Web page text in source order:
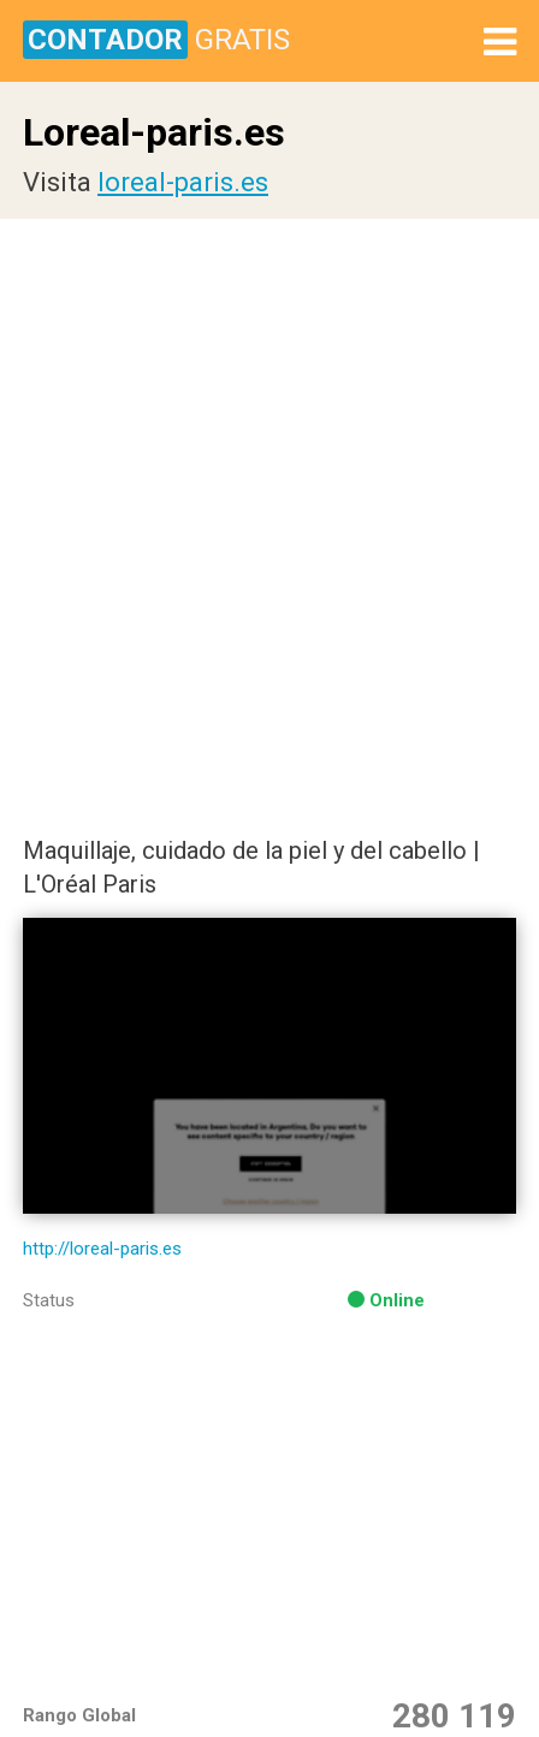
CONTADOR GRATIS
Loreal-paris.es
Visita loreal-paris.es
Maquillaje, cuidado de la piel y del cabello |
L'Oréal Paris
http://loreal-paris.es
Status Online
Rango Global 280 119